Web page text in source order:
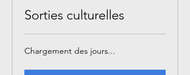
Sorties culturelles
Chargement des jours...